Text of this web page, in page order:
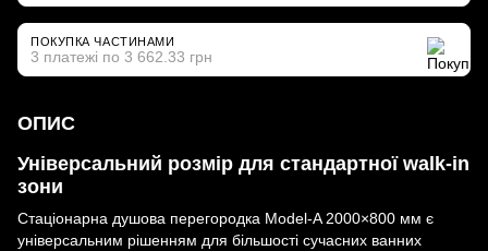
ПОКУПКА ЧАСТИНАМИ
3 платежі по 3 662.33 грн
ОПИС
Універсальний розмір для стандартної walk-in
зони
Стаціонарна душова перегородка Model-A 2000×800 мм є
універсальним рішенням для більшості сучасних ванних